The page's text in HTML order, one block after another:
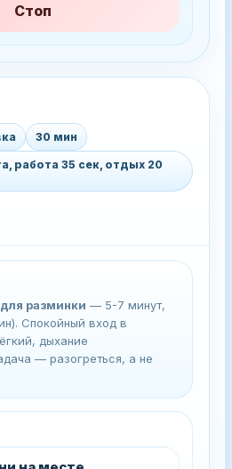
Стоп
30 мин
работа 35 сек, отдых 20
разминки — 5-7 минут,
Спокойный вход в
дыхание
— разогреться, а не